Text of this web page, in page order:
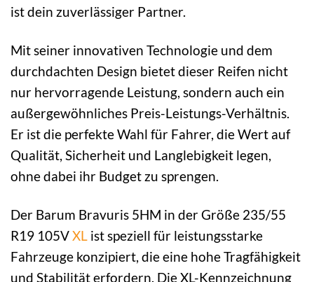
ist dein zuverlässiger Partner.
Mit seiner innovativen Technologie und dem
durchdachten Design bietet dieser Reifen nicht
nur hervorragende Leistung, sondern auch ein
außergewöhnliches Preis-Leistungs-Verhältnis.
Er ist die perfekte Wahl für Fahrer, die Wert auf
Qualität, Sicherheit und Langlebigkeit legen,
ohne dabei ihr Budget zu sprengen.
Der Barum Bravuris 5HM in der Größe 235/55
R19 105VXL ist speziell für leistungsstarke
Fahrzeuge konzipiert, die eine hohe Tragfähigkeit
und Stabilität erfordern. Die XL-Kennzeichnung